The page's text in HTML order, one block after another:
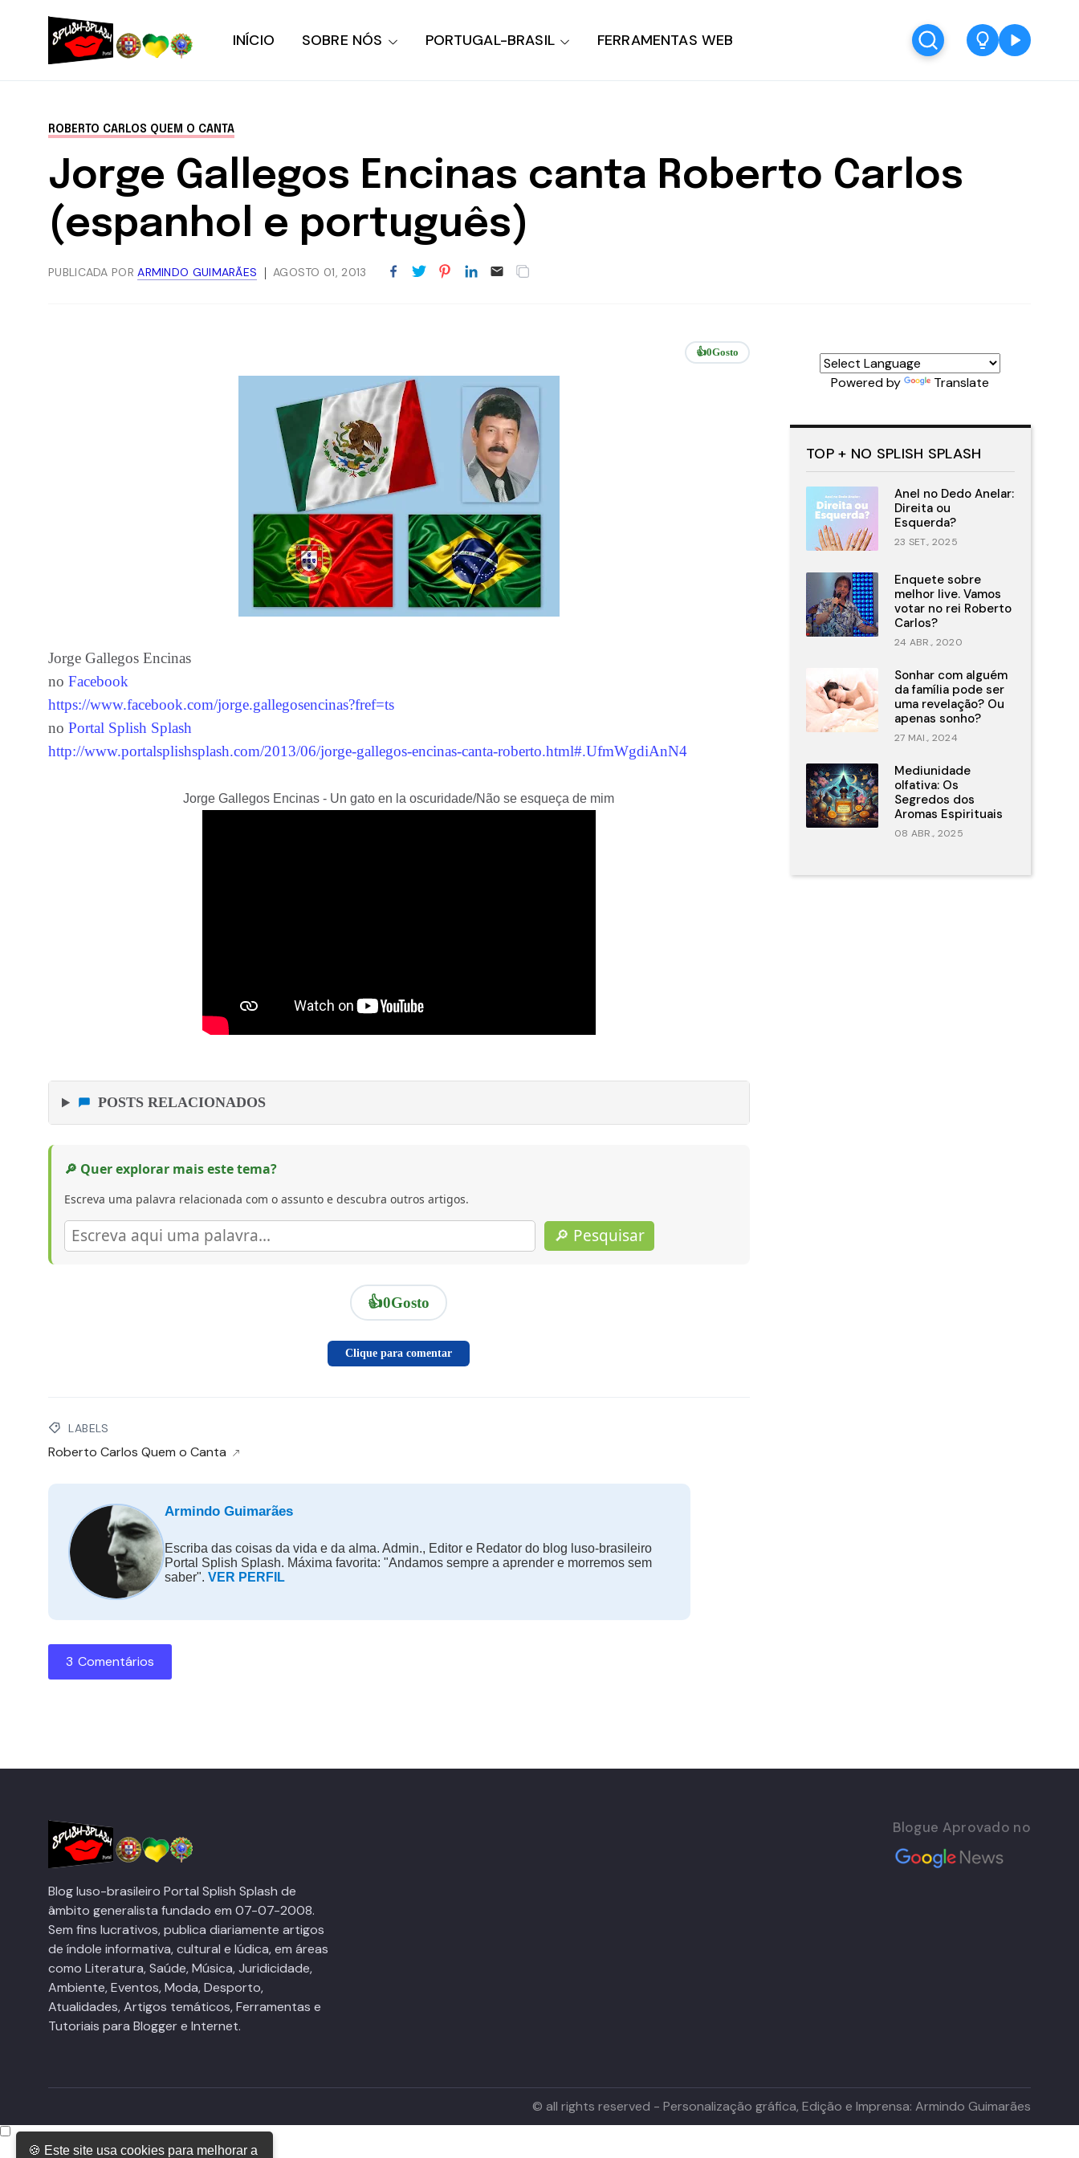
INÍCIO SOBRE NÓS PORTUGAL-BRASIL FERRAMENTAS WEB
ROBERTO CARLOS QUEM O CANTA
Jorge Gallegos Encinas canta Roberto Carlos
(espanhol e português)
PUBLICADA PORARMINDO GUIMARÃES AGOSTO 01, 2013
👍0Gosto
Jorge Gallegos Encinas
no Facebook
https://www.facebook.com/jorge.gallegosencinas?fref=ts
no Portal Splish Splash
http://www.portalsplishsplash.com/2013/06/jorge-gallegos-encinas-canta-roberto.html#.UfmWgdiAnN4
Jorge Gallegos Encinas - Un gato en la oscuridade/Não se esqueça de mim
POSTS RELACIONADOS
🔎 Quer explorar mais este tema?
Escreva uma palavra relacionada com o assunto e descubra outros artigos.
🔎 Pesquisar
👍0Gosto
Clique para comentar
LABELS
Roberto Carlos Quem o Canta
Armindo Guimarães
Escriba das coisas da vida e da alma. Admin., Editor e Redator do blog luso-brasileiro
Portal Splish Splash. Máxima favorita: "Andamos sempre a aprender e morremos sem
saber". VER PERFIL
3 Comentários
Powered by Translate
TOP + NO SPLISH SPLASH
Anel no Dedo Anelar:
Direita ou
Esquerda?
23 SET., 2025
Enquete sobre
melhor live. Vamos
votar no rei Roberto
Carlos?
24 ABR., 2020
Sonhar com alguém
da família pode ser
uma revelação? Ou
apenas sonho?
27 MAI., 2024
Mediunidade
olfativa: Os
Segredos dos
Aromas Espirituais
08 ABR., 2025
Blog luso-brasileiro Portal Splish Splash de
âmbito generalista fundado em 07-07-2008.
Sem fins lucrativos, publica diariamente artigos
de índole informativa, cultural e lúdica, em áreas
como Literatura, Saúde, Música, Juridicidade,
Ambiente, Eventos, Moda, Desporto,
Atualidades, Artigos temáticos, Ferramentas e
Tutoriais para Blogger e Internet.
Blogue Aprovado no
© all rights reserved - Personalização gráfica, Edição e Imprensa: Armindo Guimarães
🍪 Este site usa cookies para melhorar a